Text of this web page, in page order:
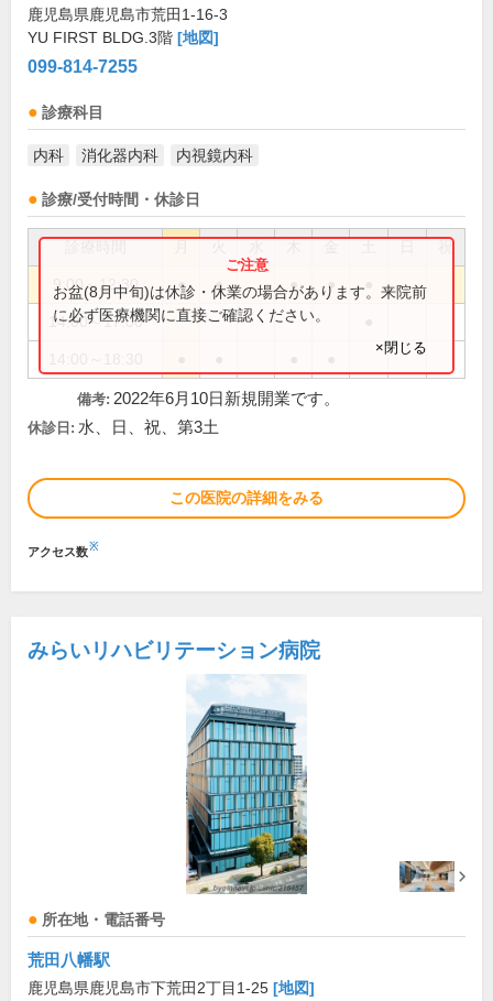
鹿児島県鹿児島市荒田1-16-3
YU FIRST BLDG.3階 [地図]
099-814-7255
診療科目
内科 消化器内科 内視鏡内科
診療/受付時間・休診日
祝
9:00～12:30 ● ● ● ●
14:00～17:00
お盆(8月中旬)は休診・休業の場合があります。来院前
に必ず医療機関に直接ご確認ください。
×閉じる
備考: 2022年6月10日新規開業です。
休診日: 水、日、祝、第3土
この医院の詳細をみる
アクセス数※
みらいリハビリテーション病院
所在地・電話番号
荒田八幡駅
鹿児島県鹿児島市下荒田2丁目1-25 [地図]